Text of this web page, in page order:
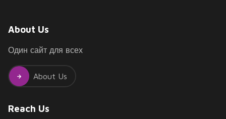
About Us
Один сайт для всех
About Us
Reach Us